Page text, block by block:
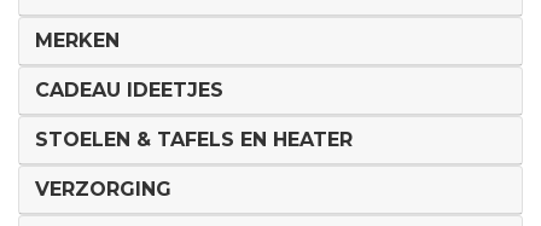
MERKEN
CADEAU IDEETJES
STOELEN & TAFELS EN HEATER
VERZORGING